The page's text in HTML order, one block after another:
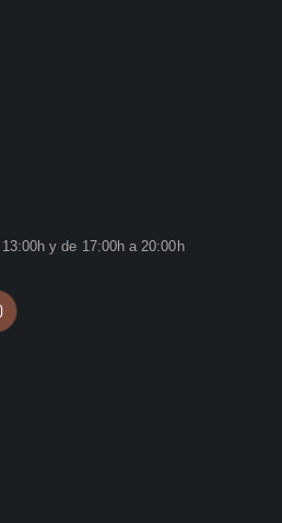
y de 17:00h a 20:00h